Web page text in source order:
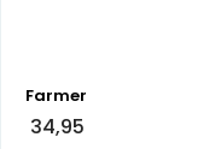
Farmer
34,95